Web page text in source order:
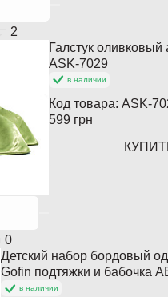
2
0
Галстук оливковый
ASK-7029
в наличии
Код товара: ASK-
599 грн
Детский набор бордовый
Gofin подтяжки и бабочка
в наличии